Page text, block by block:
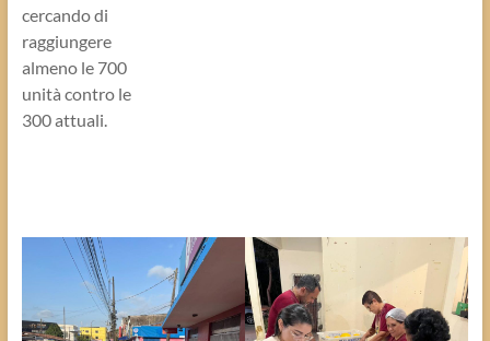
cercando di
raggiungere
almeno le 700
unità contro le
300 attuali.